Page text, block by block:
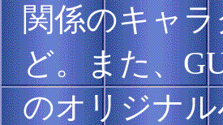
関係のキャ
ど。また、
のオリジナ